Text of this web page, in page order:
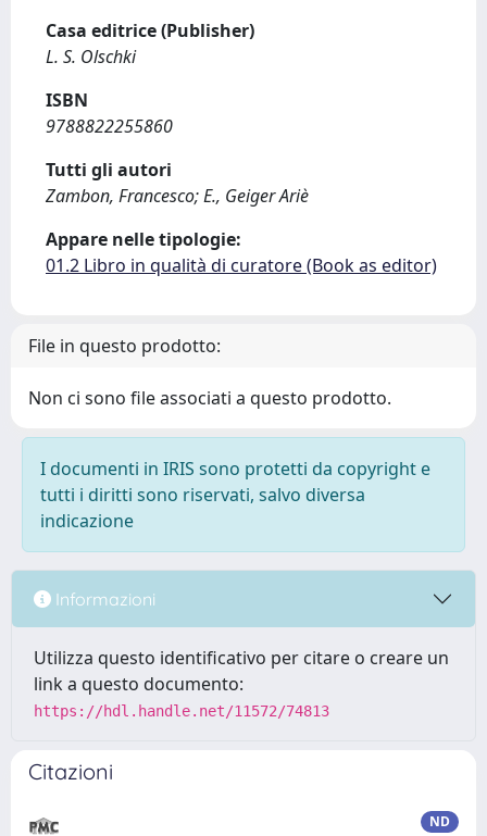
Casa editrice (Publisher)
L. S. Olschki
ISBN
9788822255860
Tutti gli autori
Zambon, Francesco; E., Geiger Ariè
Appare nelle tipologie:
01.2 Libro in qualità di curatore (Book as editor)
File in questo prodotto:
Non ci sono file associati a questo prodotto.
I documenti in IRIS sono protetti da copyright e
tutti i diritti sono riservati, salvo diversa
indicazione
Informazioni
Utilizza questo identificativo per citare o creare un
link a questo documento:
https://hdl.handle.net/11572/74813
Citazioni
ND